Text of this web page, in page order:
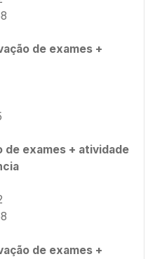
de exames +
de exames + atividade
de exames +